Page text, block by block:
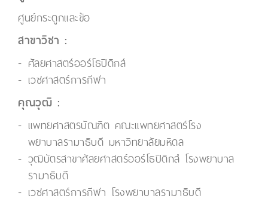
ศูนย์กระดูกและข้อ
สาขาวิชา :
ศัลยศาสตร์ออร์โธปิดิกส์
เวชศาสตร์การกีฬา
คุณวุฒิ :
แพทยศาสตรบัณฑิต คณะแพทยศาสตร์โรง
พยาบาลรามาธิบดี มหาวิทยาลัยมหิดล
วุฒิบัตรสาขาศัลยศาสตร์ออร์โธปิดิกส์ โรงพยาบาล
รามาธิบดี
เวชศาสตร์การกีฬา โรงพยาบาลรามาธิบดี